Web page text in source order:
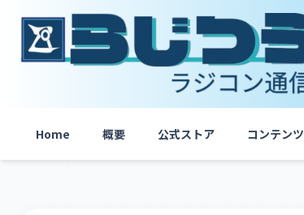
Home 概要 公式ストア コンテンツ